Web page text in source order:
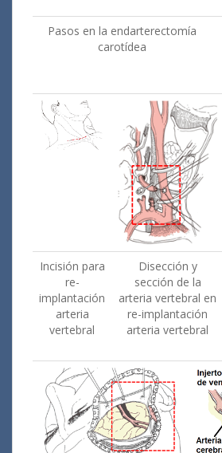
Pasos en la endarterectomía
carotídea
Incisión para
re-
implantación
arteria
vertebral
Disección y
sección de la
arteria vertebral en
re-implantación
arteria vertebral